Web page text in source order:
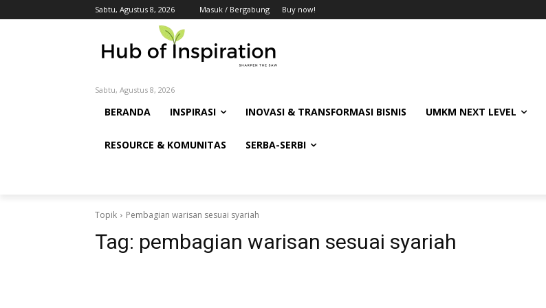
Sabtu, Agustus 8, 2026 Masuk / Bergabung Buy now!
Sabtu, Agustus 8, 2026
BERANDA INSPIRASI INOVASI & TRANSFORMASI BISNIS UMKM NEXT LEVEL
RESOURCE & KOMUNITAS SERBA-SERBI
Topik Pembagian warisan sesuai syariah
Tag: pembagian warisan sesuai syariah